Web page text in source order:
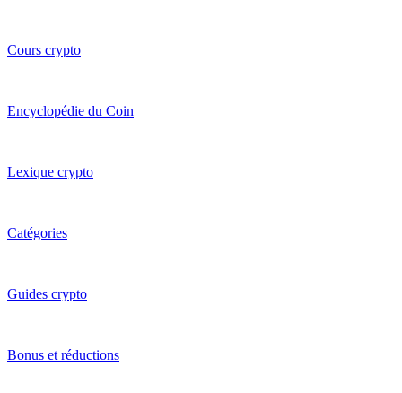
Cours crypto
Encyclopédie du Coin
Lexique crypto
Catégories
Guides crypto
Bonus et réductions